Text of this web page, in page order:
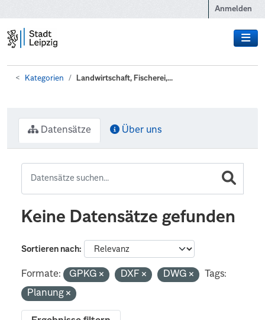
Anmelden
Kategorien Landwirtschaft, Fischerei,...
Datensätze Über uns
Keine Datensätze gefunden
Sortieren nach
Formate: GPKG DXF DWG
Tags:
Planung